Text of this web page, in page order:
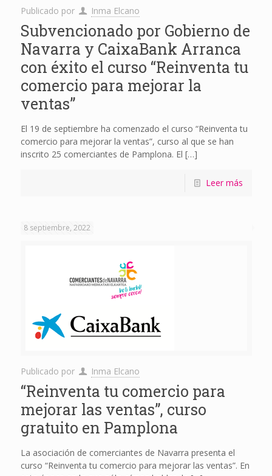
Publicado por Inma Elcano
Subvencionado por Gobierno de
Navarra y CaixaBank Arranca
con éxito el curso “Reinventa tu
comercio para mejorar la
ventas”
El 19 de septiembre ha comenzado el curso “Reinventa tu
comercio para mejorar la ventas”, curso al que se han
inscrito 25 comerciantes de Pamplona. El […]
Leer más
8 septiembre, 2022
Publicado por Inma Elcano
“Reinventa tu comercio para
mejorar las ventas”, curso
gratuito en Pamplona
La asociación de comerciantes de Navarra presenta el
curso “Reinventa tu comercio para mejorar las ventas”. En